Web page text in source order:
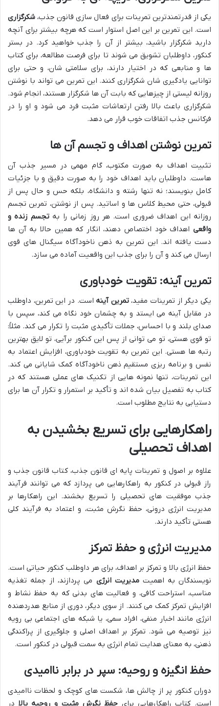
یکی از قدرتمندترین تمرینات برای فعال سازی قانون جذب، شکرگزاری
است. این تمرین بر این اصل استوار است که هرچه بیشتر برای آنچه
دارید شکرگزار باشید، بیشتر از آن را جذب خواهید کرد. در بستر
کنکور، داوطلبان تشویق می شوند تا برای فرصت مطالعه، برای کتاب
ها و منابعی که در اختیار دارند، برای سلامتی شان، و حتی برای
توانایی یادگیری شان شکرگزاری کنند. این تمرین می تواند با نوشتن
روزانه لیستی از چیزهایی که بابت آن ها شکرگزار هستند، انجام شود.
شکرگزاری باعث بالا رفتن ارتعاشات مثبت فرد می شود و او را در
فرکانس جذب اتفاقات خوب قرار می دهد.
تمرین نوشتن اهداف و تجسم آن ها
تثبیت اهداف به صورت مکتوب، گام مهمی در مسیر جذب آن
هاست. داوطلبان باید اهداف خود را به صورت دقیق و با جزئیات
کامل بنویسند؛ نه تنها رشته و دانشگاه، بلکه حس و حال پس از
قبولی، حتی محیط کلاس ها و اساتید. پس از نوشتن، تمرین تجسم
روزانه این اهداف ضروری است. هر روز زمانی را بهتجسم زنده و
واقعی اهداف خود اختصاص دهند، انگار که همین حالا به آن ها
دست یافته اند. این تمرین به ذهن ناخودآگاه سیگنال های قوی
ارسال می کند و آن را برای جذب این واقعیت آماده می سازد.
تمرین آینه: تقویت خودباوری
یکی دیگر از تمرینات مفید،تمرین آینه است. در این تمرین، داوطلب
در مقابل آینه می ایستد و به چشمان خود نگاه می کند، سپس با
صدای بلند و با احساس، جملات تأکیدی مثبت را تکرار می کند. مثلاً:
تو قوی هستی، تو می توانی از پس این کنکور برآیی، تو لایق بهترین
رتبه ها هستی. این تمرین به تقویت خودباوری، افزایش اعتماد به
نفس و برنامه ریزی مستقیم ذهن ناخودآگاه کمک شایانی می کند.
این تمرینات، تنها نمونه هایی از تکنیک های عملی هستند که در
کتاب به تفصیل بیان شده اند و تأکید بر استمرار و تکرار آن ها برای
دستیابی به نتایج مطلوب است.
راهکارهایی برای تسریع بخشیدن به
اهداف تحصیلی
علاوه بر اصول و تمرینات پایه ای قانون جذب، کتاب قانون جذب و
راز قبولی در کنکور به راهکارهایی می پردازد که می توانند فرآیند
جذب موفقیت های تحصیلی را تسریع بخشند. این راهکارها بر
مدیریت انرژی درونی، حفظ نگرش مثبت، و اعتماد به فرآیند کلی
هستی تأکید دارند.
مدیریت انرژی و حفظ تمرکز
حفظ انرژی بالا و تمرکز بر اهداف، برای هر داوطلب کنکور حیاتی است.
نویسندگان به اهمیتمدیریت انرژی می پردازند، از جمله تغذیه
مناسب، استراحت کافی، و فعالیت های بدنی که به حفظ نشاط و
افزایش تمرکز کمک می کنند. از سوی دیگر، دوری از منابع هدردهنده
انرژی مانند اخبار منفی، افراد سمی، یا شبکه های اجتماعی بی رویه
نیز توصیه می شود. تمرکز بر اهداف اصلی و جلوگیری از پراکندگی
ذهنی، به معنای هدایت تمام انرژی به سمت قبولی در کنکور است.
حفظ انگیزه و روحیه: سپر در برابر ناامیدی
دوران کنکور پر از چالش ها، شکست های کوچک و لحظات ناامیدی
است. کتاب راهکارهایی برای حفظ نگرش مثبت و روحیه بالا در